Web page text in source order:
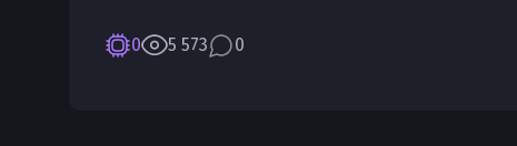
0 5 573 0